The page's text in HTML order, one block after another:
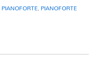
PIANOFORTE, PIANOFORTE